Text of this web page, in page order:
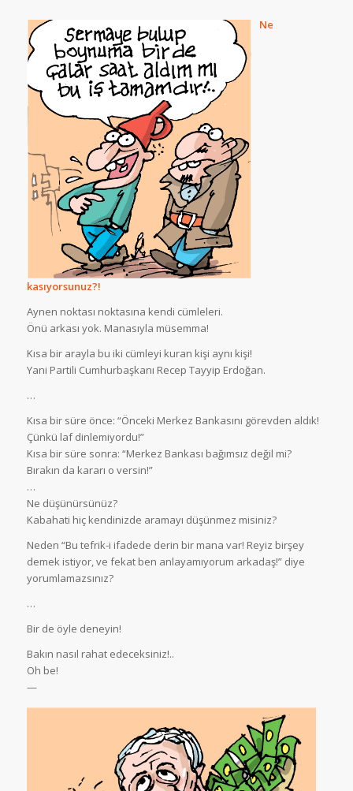
Ne
kasıyorsunuz?!
Aynen noktası noktasına kendi cümleleri.
Önü arkası yok. Manasıyla müsemma!
Kısa bir arayla bu iki cümleyi kuran kişi aynı kişi!
Yani Partili Cumhurbaşkanı Recep Tayyip Erdoğan.
…
Kısa bir süre önce: “Önceki Merkez Bankasını görevden aldık!
Çünkü laf dinlemiyordu!”
Kısa bir süre sonra: “Merkez Bankası bağımsız değil mi?
Bırakın da kararı o versin!”
…
Ne düşünürsünüz?
Kabahati hiç kendinizde aramayı düşünmez misiniz?
Neden “Bu tefrik-i ifadede derin bir mana var! Reyiz birşey
demek istiyor, ve fekat ben anlayamıyorum arkadaş!” diye
yorumlamazsınız?
…
Bir de öyle deneyin!
Bakın nasıl rahat edeceksiniz!..
Oh be!
—